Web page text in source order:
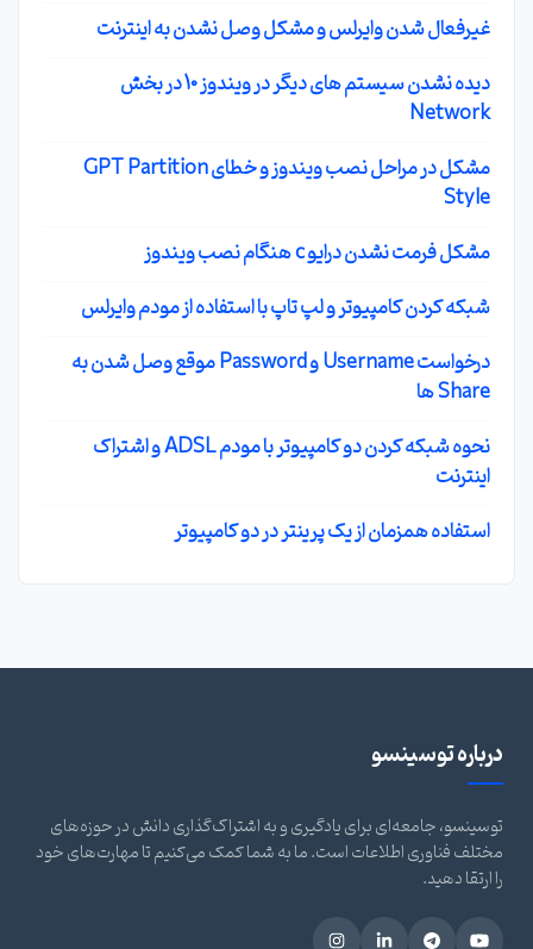
غیرفعال شدن وایرلس و مشکل وصل نشدن به اینترنت
دیده نشدن سیستم های دیگر در ویندوز 10 در بخش
Network
مشکل در مراحل نصب ویندوز و خطای GPT Partition
Style
مشکل فرمت نشدن درایو c هنگام نصب ویندوز
شبکه کردن کامپیوتر و لپ تاپ با استفاده از مودم وایرلس
درخواست Username و Password موقع وصل شدن به
Share ها
نحوه شبکه کردن دو کامپیوتر با مودم ADSL و اشتراک
اینترنت
استفاده همزمان از یک پرینتر در دو کامپیوتر
درباره توسینسو
توسینسو، جامعه‌ای برای یادگیری و به اشتراک‌گذاری دانش در حوزه‌های
مختلف فناوری اطلاعات است. ما به شما کمک می‌کنیم تا مهارت‌های خود
را ارتقا دهید.